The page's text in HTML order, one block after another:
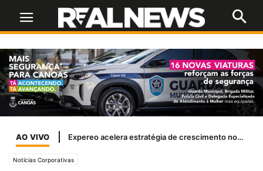
AO VIVO Expereo acelera estratégia de crescimento nos EUA com a nomeação de Margi Shaw como presidente independente
Notícias Corporativas